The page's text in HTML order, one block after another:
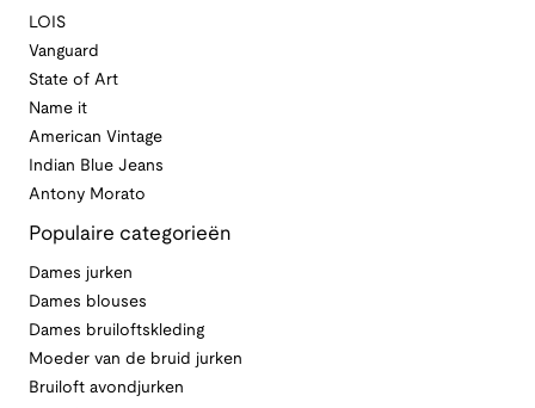
LOIS
Vanguard
State of Art
Name it
American Vintage
Indian Blue Jeans
Antony Morato
Populaire categorieën
Dames jurken
Dames blouses
Dames bruiloftskleding
Moeder van de bruid jurken
Bruiloft avondjurken